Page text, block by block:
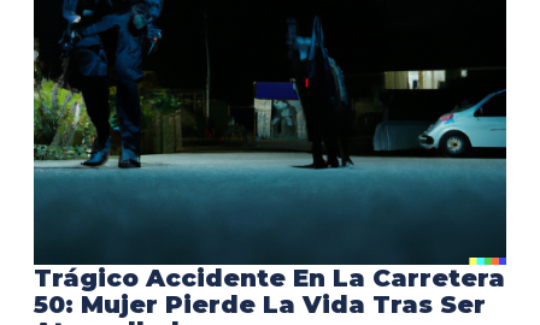
Trágico Accidente En La Carretera
50: Mujer Pierde La Vida Tras Ser